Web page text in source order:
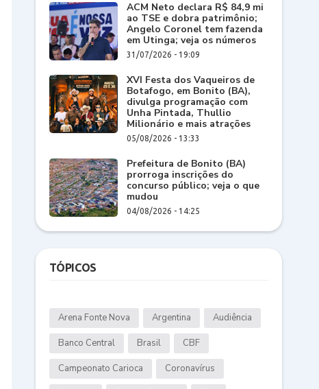
ACM Neto declara R$ 84,9 mi
ao TSE e dobra patrimônio;
Angelo Coronel tem fazenda
em Utinga; veja os números
31/07/2026 - 19:09
XVI Festa dos Vaqueiros de
Botafogo, em Bonito (BA),
divulga programação com
Unha Pintada, Thullio
Milionário e mais atrações
05/08/2026 - 13:33
Prefeitura de Bonito (BA)
prorroga inscrições do
concurso público; veja o que
mudou
04/08/2026 - 14:25
TÓPICOS
Arena Fonte Nova Argentina Audiência
Banco Central Brasil CBF
Campeonato Carioca Coronavírus